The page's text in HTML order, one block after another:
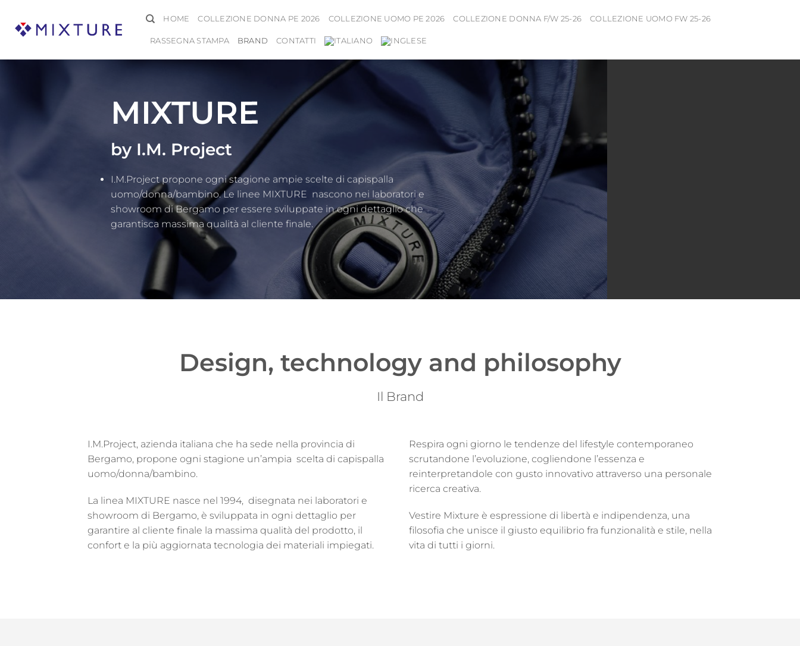
contenuti
HOME COLLEZIONE DONNA PE 2026 COLLEZIONE UOMO PE 2026 COLLEZIONE DONNA F/W 25-26 COLLEZIONE UOMO FW 25-26
RASSEGNA STAMPA BRAND CONTATTI
MIXTURE
by I.M. Project
I.M.Project propone ogni stagione ampie scelte di capispalla
uomo/donna/bambino. Le linee MIXTURE nascono nei laboratori e
showroom di Bergamo per essere sviluppate in ogni dettaglio che
garantisca massima qualità al cliente finale.
Design, technology and philosophy
Il Brand
I.M.Project, azienda italiana che ha sede nella provincia di
Bergamo, propone ogni stagione un’ampia scelta di capispalla
uomo/donna/bambino.
La linea MIXTURE nasce nel 1994, disegnata nei laboratori e
showroom di Bergamo, è sviluppata in ogni dettaglio per
garantire al cliente finale la massima qualità del prodotto, il
confort e la più aggiornata tecnologia dei materiali impiegati.
Respira ogni giorno le tendenze del lifestyle contemporaneo
scrutandone l’evoluzione, cogliendone l’essenza e
reinterpretandole con gusto innovativo attraverso una personale
ricerca creativa.
Vestire Mixture è espressione di libertà e indipendenza, una
filosofia che unisce il giusto equilibrio fra funzionalità e stile, nella
vita di tutti i giorni.